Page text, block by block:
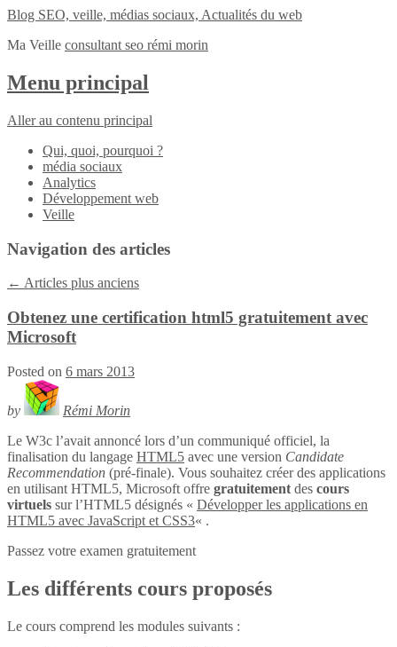
Blog SEO, veille, médias sociaux, Actualités du web
Ma Veille consultant seo rémi morin
Menu principal
Aller au contenu principal
Qui, quoi, pourquoi ?
média sociaux
Analytics
Développement web
Veille
Navigation des articles
← Articles plus anciens
Obtenez une certification html5 gratuitement avec
Microsoft
Posted on 6 mars 2013
by
Rémi Morin
Le W3c l’avait annoncé lors d’un communiqué officiel, la
finalisation du langage HTML5 avec une version Candidate
Recommendation (pré-finale). Vous souhaitez créer des applications
en utilisant HTML5, Microsoft offre gratuitement des cours
virtuels sur l’HTML5 désignés « Développer les applications en
HTML5 avec JavaScript et CSS3« .
Passez votre examen gratuitement
Les différents cours proposés
Le cours comprend les modules suivants :